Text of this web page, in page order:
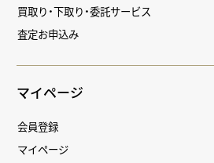
買取り・下取り・委託サービス
査定お申込み
マイページ
会員登録
マイページ